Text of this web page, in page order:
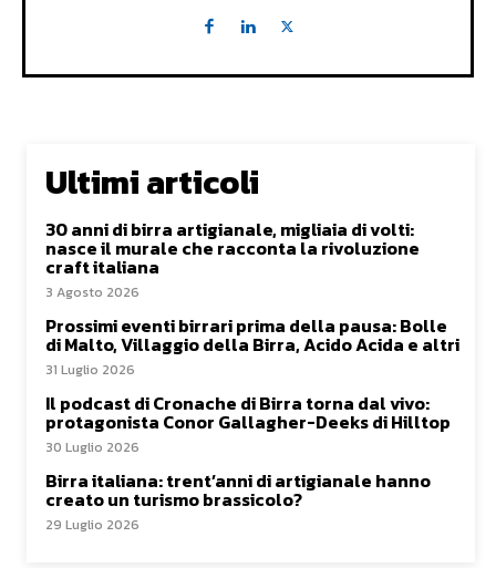
Ultimi articoli
30 anni di birra artigianale, migliaia di volti:
nasce il murale che racconta la rivoluzione
craft italiana
3 Agosto 2026
Prossimi eventi birrari prima della pausa: Bolle
di Malto, Villaggio della Birra, Acido Acida e altri
31 Luglio 2026
Il podcast di Cronache di Birra torna dal vivo:
protagonista Conor Gallagher-Deeks di Hilltop
30 Luglio 2026
Birra italiana: trent’anni di artigianale hanno
creato un turismo brassicolo?
29 Luglio 2026